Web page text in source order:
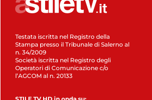
Testata iscritta nel Registro della
Stampa presso il Tribunale di Salerno al
n. 34/2009
Società iscritta nel Registro degli
Operatori di Comunicazione c/o
l’AGCOM al n. 20133